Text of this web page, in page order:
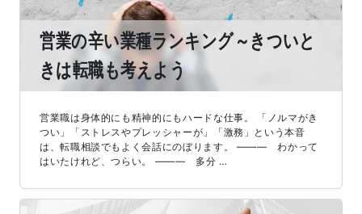
営業の辛い業種ランキング～きついと
きは転職も考えよう
営業職は身体的にも精神的にもハードな仕事。 「ノルマがき
つい」「ストレスやプレッシャーが」「激務」という本音
は、転職相談でもよく会話にのぼります。 ――― わかって
はいたけれど、つらい。 ――― 多分 …